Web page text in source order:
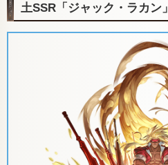
土SSR「ジャック・ラカン」